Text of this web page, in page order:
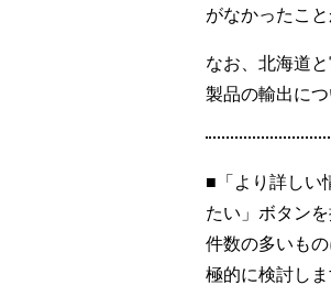
がなかったこ
なお、北海道
製品の輸出に
■「より詳しい
たい」ボタン
件数の多いも
極的に検討しま